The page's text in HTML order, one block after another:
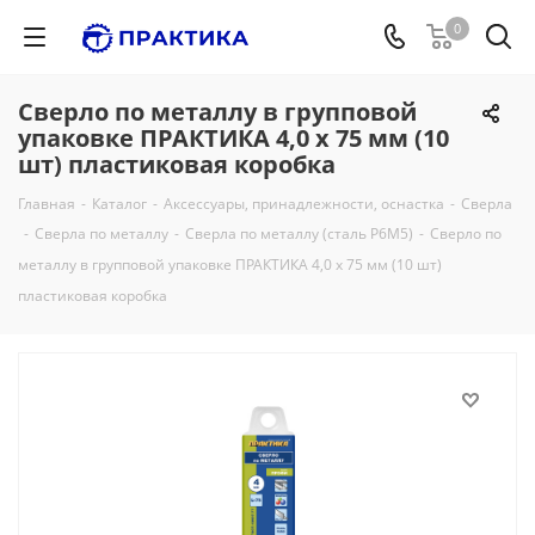
0
Сверло по металлу в групповой
упаковке ПРАКТИКА 4,0 x 75 мм (10
шт) пластиковая коробка
Главная - Каталог - Аксессуары, принадлежности, оснастка - Сверла
- Сверла по металлу - Сверла по металлу (сталь Р6М5) - Сверло по
металлу в групповой упаковке ПРАКТИКА 4,0 x 75 мм (10 шт)
пластиковая коробка